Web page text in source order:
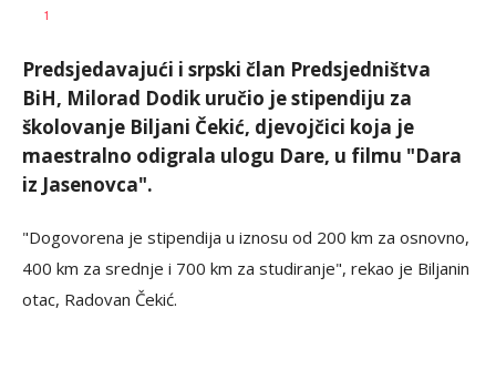
AUTOR
1
Predsjedavajući i srpski član Predsjedništva
BiH, Milorad Dodik uručio je stipendiju za
školovanje Biljani Čekić, djevojčici koja je
maestralno odigrala ulogu Dare, u filmu "Dara
iz Jasenovca".
"Dogovorena je stipendija u iznosu od 200 km za osnovno,
400 km za srednje i 700 km za studiranje", rekao je Biljanin
otac, Radovan Čekić.